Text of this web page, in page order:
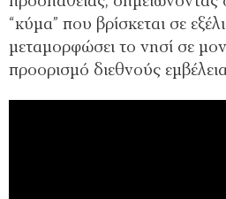
“κύμα” που βρίσκεται σε
μεταμορφώσει το νησί σε
προορισμό διεθνούς